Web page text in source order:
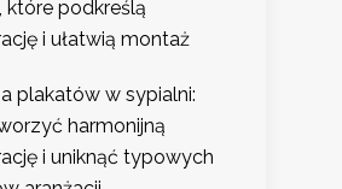
które podkreślą
i ułatwią montaż
plakatów w sypialni:
harmonijną
i uniknąć typowych